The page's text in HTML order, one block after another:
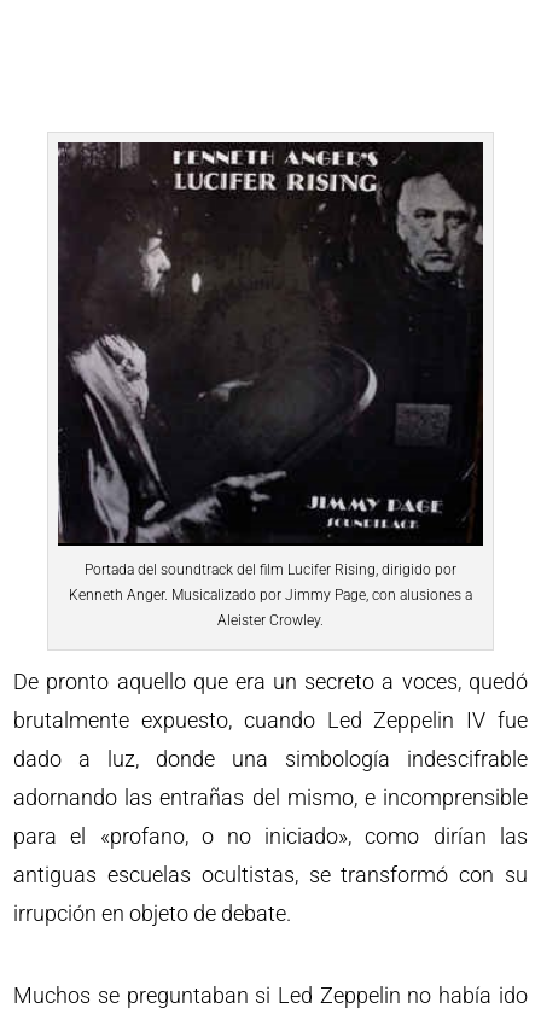
Portada del soundtrack del film Lucifer Rising, dirigido por
Kenneth Anger. Musicalizado por Jimmy Page, con alusiones a
Aleister Crowley.
De pronto aquello que era un secreto a voces, quedó
brutalmente expuesto, cuando Led Zeppelin IV fue
dado a luz, donde una simbología indescifrable
adornando las entrañas del mismo, e incomprensible
para el «profano, o no iniciado», como dirían las
antiguas escuelas ocultistas, se transformó con su
irrupción en objeto de debate.
Muchos se preguntaban si Led Zeppelin no había ido